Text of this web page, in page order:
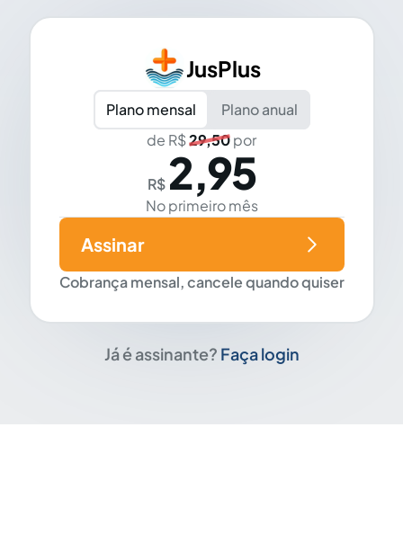
JusPlus
Plano mensal
Plano anual
de R$29,50por
R$ 2,95
No primeiro mês
Cobrança mensal, cancele quando quiser
Assinar
Já é assinante? Faça login